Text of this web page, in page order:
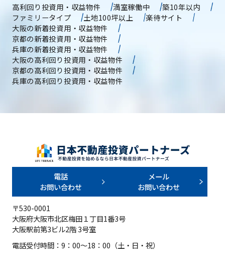
高利回り投資用・収益物件
満室稼働中
築10年以内
ファミリータイプ
土地100坪以上
楽待サイト
大阪の新着投資用・収益物件
京都の新着投資用・収益物件
兵庫の新着投資用・収益物件
大阪の高利回り投資用・収益物件
京都の高利回り投資用・収益物件
兵庫の高利回り投資用・収益物件
電話
お問い合わせ
メール
お問い合わせ
〒530-0001
大阪府大阪市北区梅田１丁目1番3号
大阪駅前第3ビル2階 3号室
電話受付時間：9：00～18：00（土・日・祝）